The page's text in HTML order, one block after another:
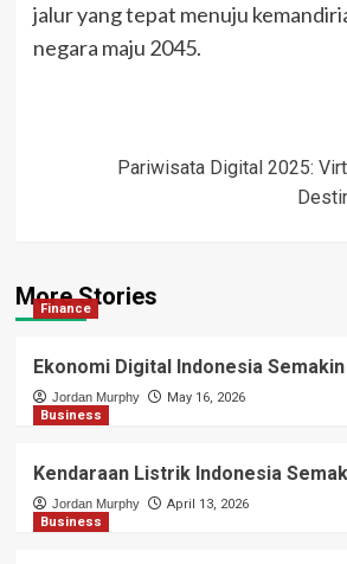
jalur yang tepat menuju
negara maju 2045.
navigation
Pariwisata Digital 2025:
More Stories
Finance
Ekonomi Digital Indonesia
Jordan Murphy
May 16, 2026
Business
Kendaraan Listrik Indonesia
Jordan Murphy
April 13, 2026
Business